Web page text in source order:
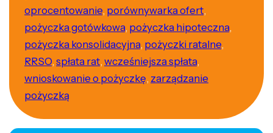
oprocentowanie, porównywarka ofert,
pożyczka gotówkowa, pożyczka hipoteczna,
pożyczka konsolidacyjna, pożyczki ratalne,
RRSO, spłata rat, wcześniejsza spłata,
wnioskowanie o pożyczkę, zarządzanie
pożyczką